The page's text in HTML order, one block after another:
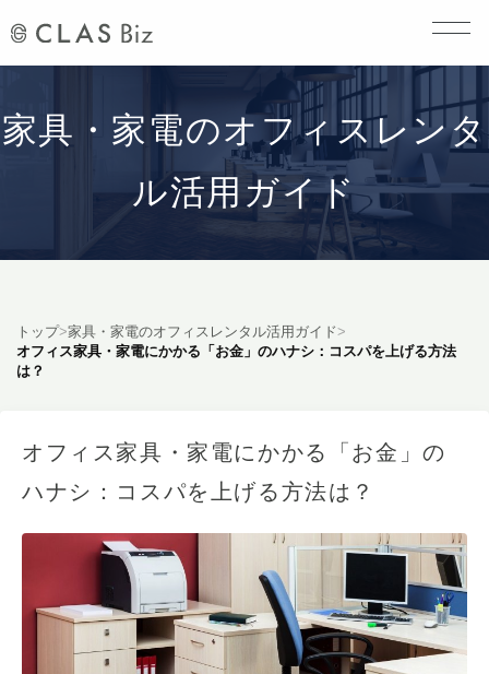
家具・家電のオフィスレンタ
ル活用ガイド
トップ>家具・家電のオフィスレンタル活用ガイド>
オフィス家具・家電にかかる「お金」のハナシ：コスパを上げる方法
は？
オフィス家具・家電にかかる「お金」の
ハナシ：コスパを上げる方法は？